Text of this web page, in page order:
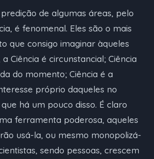
de algumas áreas, pelo
é fenomenal. Eles são o mais
que consigo imaginar àqueles
a Ciência é circunstancial; Ciência
do momento; Ciência é a
próprio daqueles no
há um pouco disso. É claro
ferramenta poderosa, aqueles
usá-la, ou mesmo monopolizá-
sendo pessoas, crescem